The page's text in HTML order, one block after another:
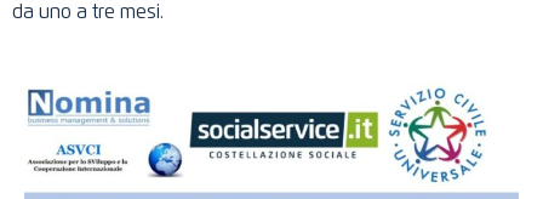
da uno a tre mesi.